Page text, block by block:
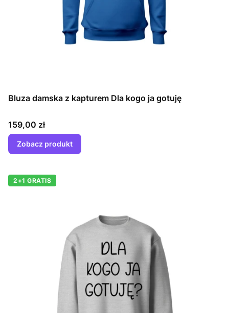
Bluza damska z kapturem Dla kogo ja gotuję
Cena
159,00 zł
Zobacz produkt
2+1 GRATIS